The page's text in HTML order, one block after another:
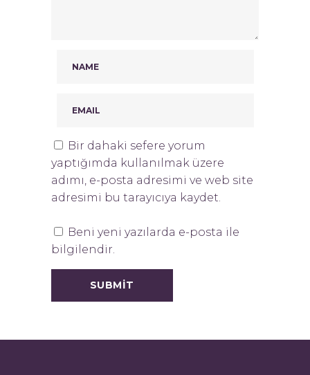
Bir dahaki sefere yorum
yaptığımda kullanılmak üzere
adımı, e-posta adresimi ve web site
adresimi bu tarayıcıya kaydet.
Beni yeni yazılarda e-posta ile
bilgilendir.